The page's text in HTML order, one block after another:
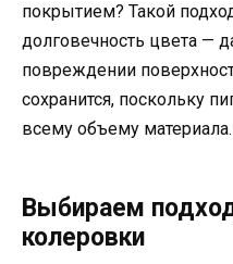
покрытием? Такой
долговечность цвета —
повреждении
сохранится, поскольку
всему объему материала.
Выбираем
колеровки